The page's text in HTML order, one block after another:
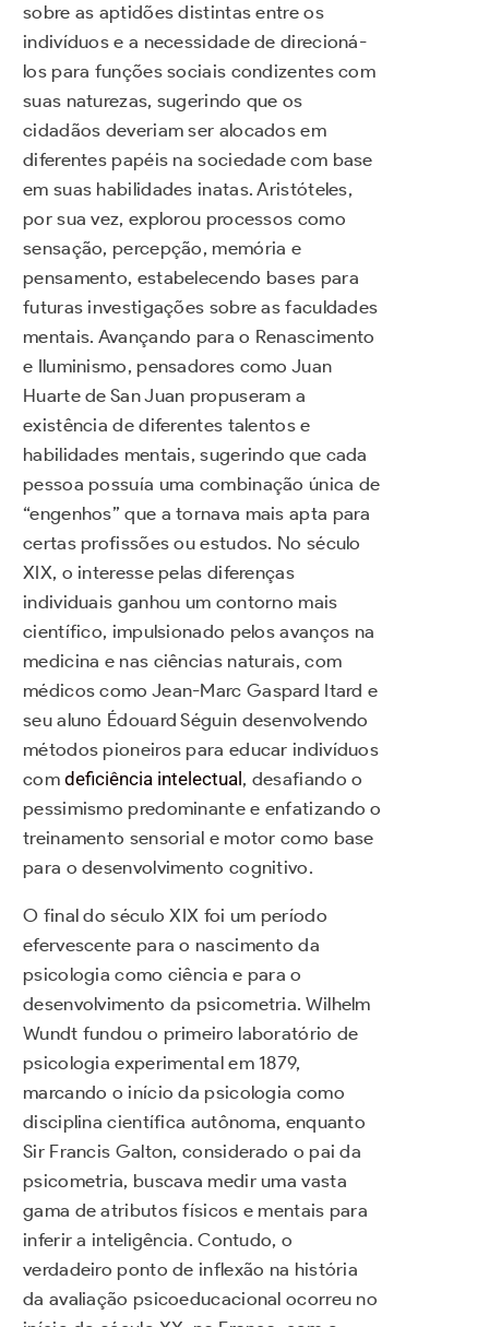
sobre as aptidões distintas entre os
indivíduos e a necessidade de direcioná-
los para funções sociais condizentes com
suas naturezas, sugerindo que os
cidadãos deveriam ser alocados em
diferentes papéis na sociedade com base
em suas habilidades inatas. Aristóteles,
por sua vez, explorou processos como
sensação, percepção, memória e
pensamento, estabelecendo bases para
futuras investigações sobre as faculdades
mentais. Avançando para o Renascimento
e Iluminismo, pensadores como Juan
Huarte de San Juan propuseram a
existência de diferentes talentos e
habilidades mentais, sugerindo que cada
pessoa possuía uma combinação única de
“engenhos” que a tornava mais apta para
certas profissões ou estudos. No século
XIX, o interesse pelas diferenças
individuais ganhou um contorno mais
científico, impulsionado pelos avanços na
medicina e nas ciências naturais, com
médicos como Jean-Marc Gaspard Itard e
seu aluno Édouard Séguin desenvolvendo
métodos pioneiros para educar indivíduos
comdeficiência intelectual , desafiando o
pessimismo predominante e enfatizando o
treinamento sensorial e motor como base
para o desenvolvimento cognitivo.
O final do século XIX foi um período
efervescente para o nascimento da
psicologia como ciência e para o
desenvolvimento da psicometria. Wilhelm
Wundt fundou o primeiro laboratório de
psicologia experimental em 1879,
marcando o início da psicologia como
disciplina científica autônoma, enquanto
Sir Francis Galton, considerado o pai da
psicometria, buscava medir uma vasta
gama de atributos físicos e mentais para
inferir a inteligência. Contudo, o
verdadeiro ponto de inflexão na história
da avaliação psicoeducacional ocorreu no